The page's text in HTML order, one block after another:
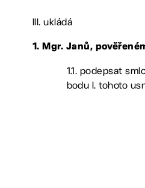
III. ukládá
1. Mgr. Janů,
1.1. podepsat
bodu I. tohoto